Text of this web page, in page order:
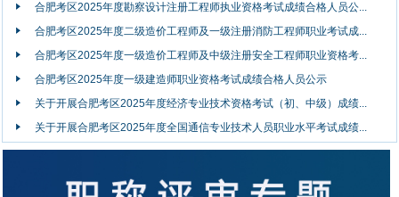
合肥考区2025年度勘察设计注册工程师执业资格考试成绩合格人员公...
合肥考区2025年度二级造价工程师及一级注册消防工程师职业考试成...
合肥考区2025年度一级造价工程师及中级注册安全工程师职业资格考...
合肥考区2025年度一级建造师职业资格考试成绩合格人员公示
关于开展合肥考区2025年度经济专业技术资格考试（初、中级）成绩...
关于开展合肥考区2025年度全国通信专业技术人员职业水平考试成绩...